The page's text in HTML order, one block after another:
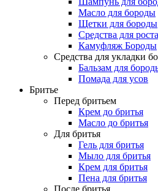
Масло для бороды
Щетки для бороды
Средства для
Камуфляж Бороды
Средства для укладки
Бальзам для
Помада для усов
Бритье
Перед бритьем
Крем до бритья
Масло до бритья
Для бритья
Гель для бритья
Мыло для бритья
Крем для бритья
Пена для бритья
После бритья